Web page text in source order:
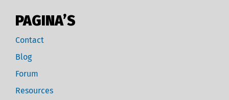
PAGINA’S
Contact
Blog
Forum
Resources